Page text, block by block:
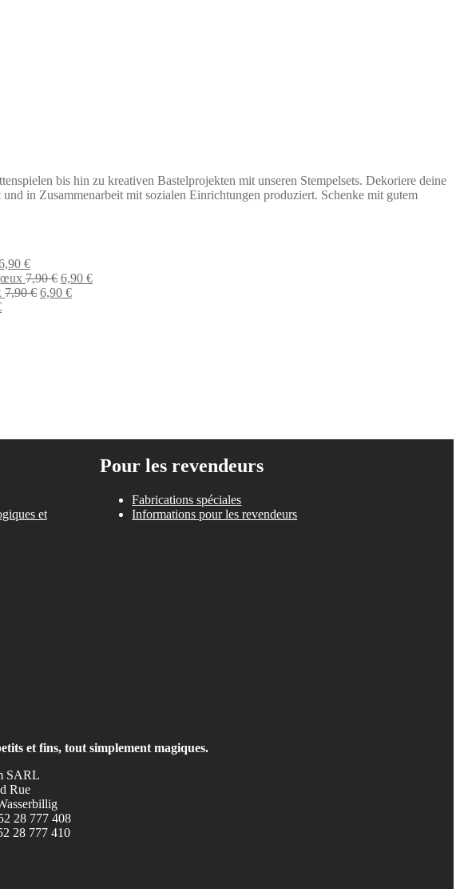
bis hin zu kreativen Bastelprojekten mit unseren Stempelsets. Dekoriere deine
in Zusammenarbeit mit sozialen Einrichtungen produziert. Schenke mit gutem
:
€Le
prix
actuel
7,90€ Le
prix
6,90 €Le
7,90€ Le
6,90 €Le
Le
et
Pour les revendeurs
Fabrications spéciales
Informations pour les revendeurs
et fins, tout simplement magiques.
SARL
Rue
28 777 408
28 777 410